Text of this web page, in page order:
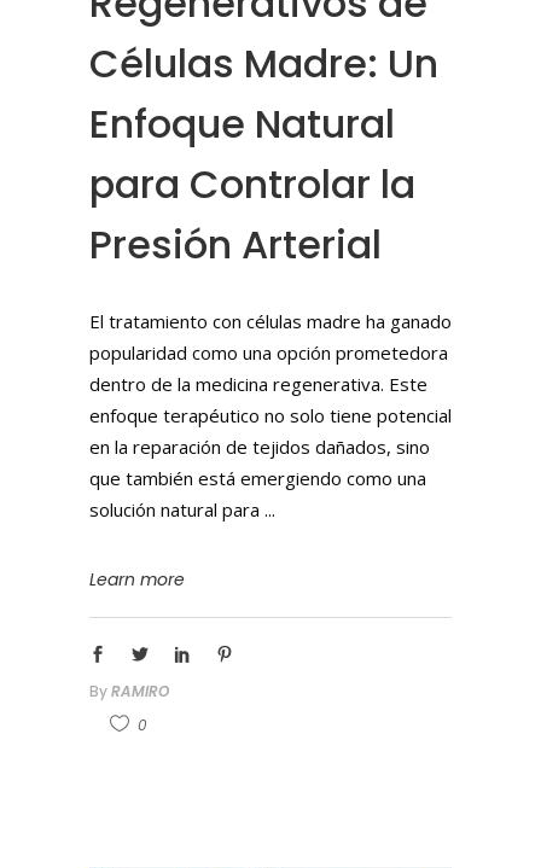
Células Madre: Un
Enfoque Natural
para Controlar la
Presión Arterial
El tratamiento con células madre ha ganado
popularidad como una opción prometedora
dentro de la medicina regenerativa. Este
enfoque terapéutico no solo tiene potencial
en la reparación de tejidos dañados, sino
que también está emergiendo como una
solución natural para
Learn more
ByRAMIRO
0